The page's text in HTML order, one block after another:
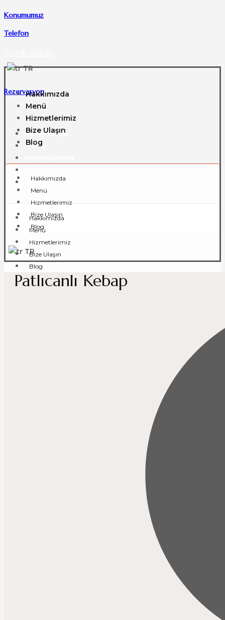
Konumumuz
Telefon
TR
Rezervasyon
Hakkımızda
Menü
Blog
Hakkımızda
Menü
Hizmetlerimiz
Bize Ulaşın
Blog
Hakkımızda
Menü
Hizmetlerimiz
Bize Ulaşın
Blog
Hakkımızda
Menü
Hizmetlerimiz
Bize Ulaşın
Blog
TR
Patlıcanlı Kebap